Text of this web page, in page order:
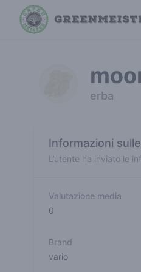
erba
Informazioni
L’utente ha inviato le
Valutazione media
0
Brand
vario